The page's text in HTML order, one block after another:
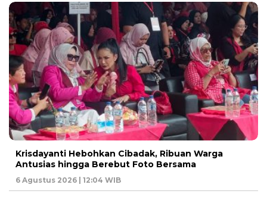
Krisdayanti Hebohkan Cibadak, Ribuan Warga
Antusias hingga Berebut Foto Bersama
6 Agustus 2026 | 12:04 WIB